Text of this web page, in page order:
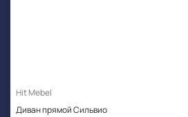
Hit Mebel
Диван прямой Сильвио